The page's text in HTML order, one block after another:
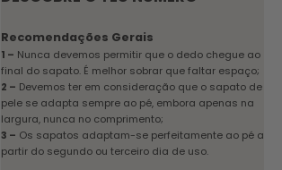
Recomendações Gerais
1 – Nunca devemos permitir que o dedo chegue ao
final do sapato. É melhor sobrar que faltar espaço;
2 – Devemos ter em consideração que o sapato de
pele se adapta sempre ao pé, embora apenas na
largura, nunca no comprimento;
3 – Os sapatos adaptam-se perfeitamente ao pé a
partir do segundo ou terceiro dia de uso.